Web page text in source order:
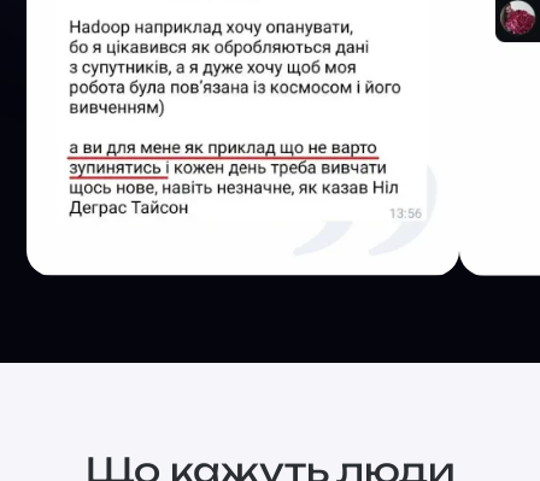
Що кажуть люди